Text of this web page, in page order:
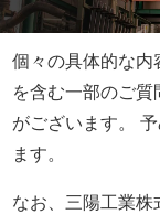
個々の具体的な内
を含む一部のご
がございます。
ます。
なお、三陽工業株